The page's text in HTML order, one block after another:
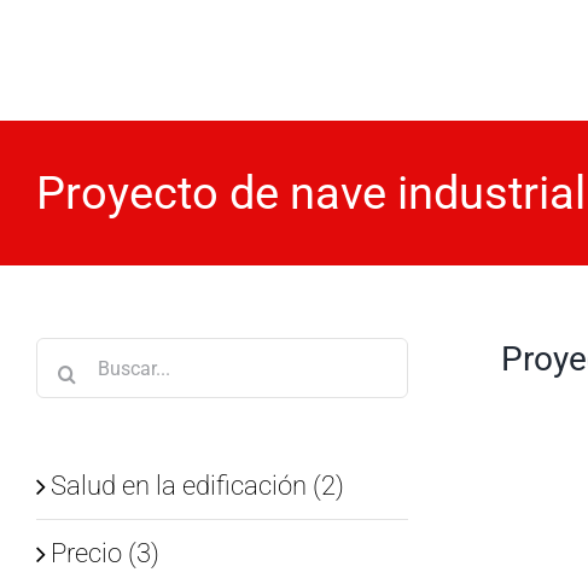
Proyecto de nave industrial
Buscar:
Salud en la edificación (2)
Precio (3)